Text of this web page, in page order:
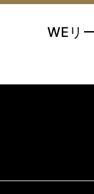
WEリ